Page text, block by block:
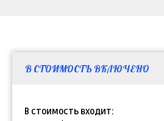
В стоимость входит: